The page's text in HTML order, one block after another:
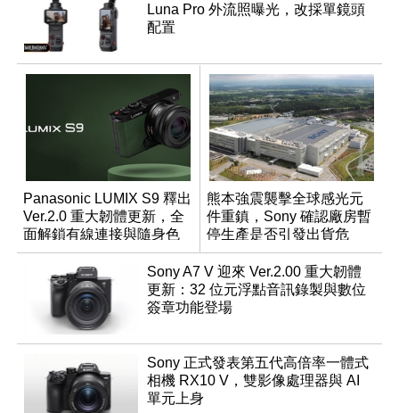
Luna Pro 外流照曝光，改採單鏡頭
配置
Panasonic LUMIX S9 釋出
Ver.2.0 重大韌體更新，全
面解鎖有線連接與隨身色
調編輯
熊本強震襲擊全球感光元
件重鎮，Sony 確認廠房暫
停生產是否引發出貨危
機？
Sony A7 V 迎來 Ver.2.00 重大韌體
更新：32 位元浮點音訊錄製與數位
簽章功能登場
Sony 正式發表第五代高倍率一體式
相機 RX10 V，雙影像處理器與 AI
單元上身